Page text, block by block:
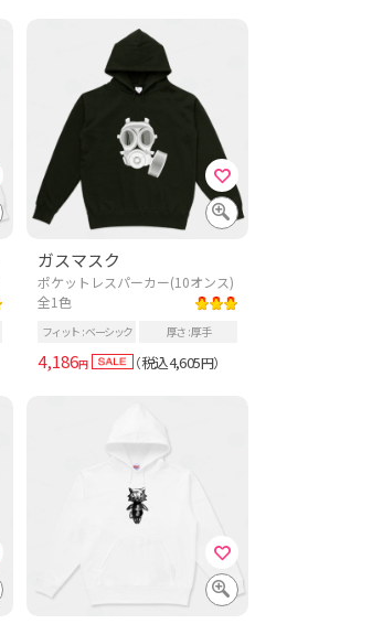
ガスマスク
ポケットレスパーカー(10オンス)
全1色
フィット ベーシック 厚さ 厚手
4,186円 （税込4,605円）